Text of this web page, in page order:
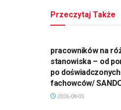
Przeczytaj Także
pracowników na
stanowiska – od
po doświadczonych
fachowców/
2026-08-05